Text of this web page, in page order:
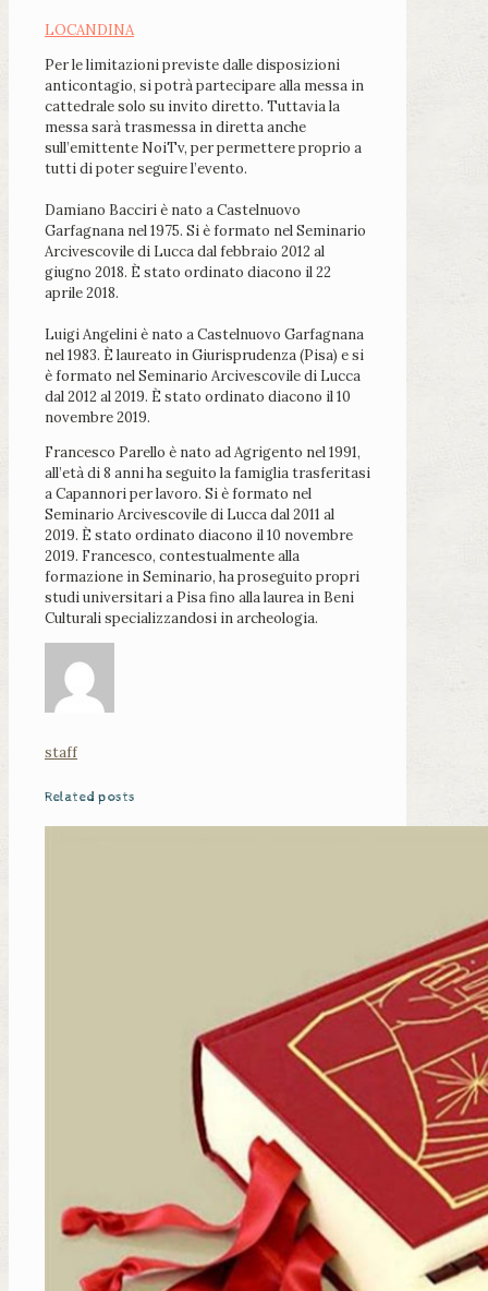
LOCANDINA
Per le limitazioni previste dalle disposizioni
anticontagio, si potrà partecipare alla messa in
cattedrale solo su invito diretto. Tuttavia la
messa sarà trasmessa in diretta anche
sull’emittente NoiTv, per permettere proprio a
tutti di poter seguire l’evento.
Damiano Bacciri è nato a Castelnuovo
Garfagnana nel 1975. Si è formato nel Seminario
Arcivescovile di Lucca dal febbraio 2012 al
giugno 2018. È stato ordinato diacono il 22
aprile 2018.
Luigi Angelini è nato a Castelnuovo Garfagnana
nel 1983. È laureato in Giurisprudenza (Pisa) e si
è formato nel Seminario Arcivescovile di Lucca
dal 2012 al 2019. È stato ordinato diacono il 10
novembre 2019.
Francesco Parello è nato ad Agrigento nel 1991,
all’età di 8 anni ha seguito la famiglia trasferitasi
a Capannori per lavoro. Si è formato nel
Seminario Arcivescovile di Lucca dal 2011 al
2019. È stato ordinato diacono il 10 novembre
2019. Francesco, contestualmente alla
formazione in Seminario, ha proseguito propri
studi universitari a Pisa fino alla laurea in Beni
Culturali specializzandosi in archeologia.
staff
Related posts